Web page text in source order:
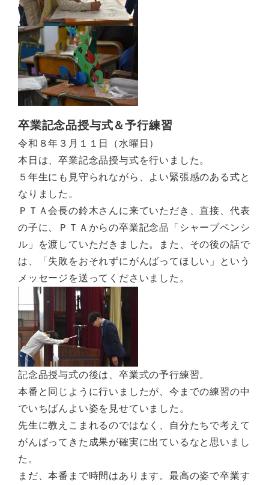
卒業記念品授与式＆予行練習
令和８年３月１１日（水曜日）
本日は、卒業記念品授与式を行いました。
５年生にも見守られながら、よい緊張感のある式と
なりました。
ＰＴＡ会長の鈴木さんに来ていただき、直接、代表
の子に、ＰＴＡからの卒業記念品「シャープペンシ
ル」を渡していただきました。また、その後の話で
は、「失敗をおそれずにがんばってほしい」という
メッセージを送ってくださいました。
記念品授与式の後は、卒業式の予行練習。
本番と同じように行いましたが、今までの練習の中
でいちばんよい姿を見せていました。
先生に教えこまれるのではなく、自分たちで考えて
がんばってきた成果が確実に出ているなと思いまし
た。
まだ、本番まで時間はあります。最高の姿で卒業す